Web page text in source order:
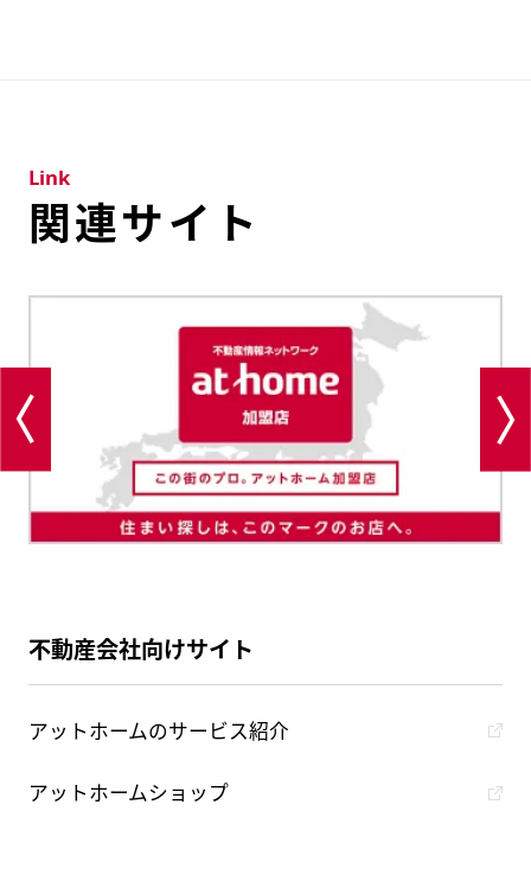
関連サイト
Link
不動産会社向けサイト
アットホームのサービス紹介
アットホームショップ